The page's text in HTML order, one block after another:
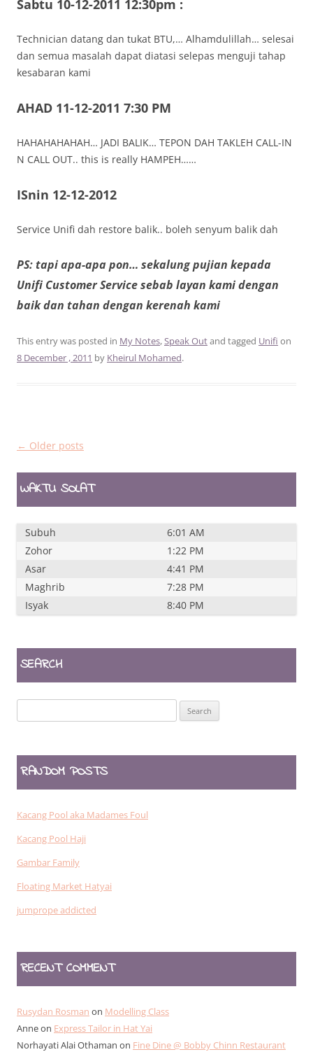
Sabtu 10-12-2011 12:30pm :
Technician datang dan tukat BTU,… Alhamdulillah… selesai
dan semua masalah dapat diatasi selepas menguji tahap
kesabaran kami
AHAD 11-12-2011 7:30 PM
HAHAHAHAHAH… JADI BALIK… TEPON DAH TAKLEH CALL-IN
N CALL OUT.. this is really HAMPEH……
ISnin 12-12-2012
Service Unifi dah restore balik.. boleh senyum balik dah
PS: tapi apa-apa pon… sekalung pujian kepada
Unifi Customer Service sebab layan kami dengan
baik dan tahan dengan kerenah kami
This entry was posted in My Notes,Speak Outand tagged Unifi on
8 December , 2011 by Kheirul Mohamed.
Post
← Older posts
WAKTU SOLAT
Subuh
6:01 AM
Zohor
1:22 PM
Asar
4:41 PM
Maghrib
7:28 PM
Isyak
8:40 PM
SEARCH
for:
RANDOM POSTS
Kacang Pool aka Madames Foul
Kacang Pool Haji
Gambar Family
Floating Market Hatyai
jumprope addicted
RECENT COMMENT
Rusydan Rosman on Modelling Class
Anneon Express Tailor in Hat Yai
Norhayati Alai Othaman on Fine Dine @ Bobby Chinn Restaurant